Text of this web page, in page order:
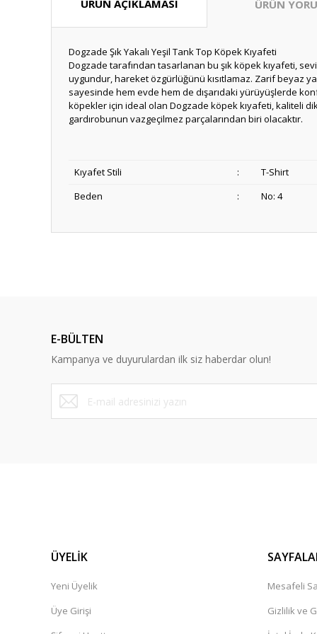
ÜRÜN AÇIKLAMASI ÜRÜN
Dogzade Şık Yakalı Yeşil Tank Top Köpek Kıyafeti
Dogzade tarafından tasarlanan bu şık köpek kıyafeti,
uygundur, hareket özgürlüğünü kısıtlamaz. Zarif beyaz
sayesinde hem evde hem de dışarıdaki yürüyüşlerde
köpekler için ideal olan Dogzade köpek kıyafeti, kaliteli
gardırobunun vazgeçilmez parçalarından biri olacaktır.
Kıyafet Stili :
T-Shirt
Beden
: No: 4
Y... A... | 10/09/2023
Deneyimini Paylaş
E-BÜLTEN
Kampanya ve duyurulardan ilk siz haberdar olun!
ÜYELİK
Yeni Üyelik
Üye Girişi
Mesafeli
Gizlilik ve